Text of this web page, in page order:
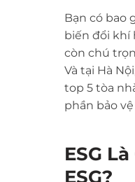
Bạn có bao
biến đổi khí
còn chú
Và tại Hà
top 5 tòa
phần bảo
ESG
ESG?